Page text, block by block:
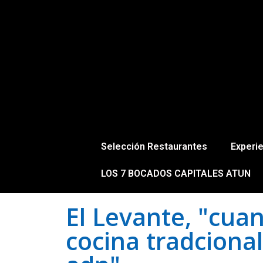
Selección Restaurantes
LOS 7 BOCADOS CAPITALES ATUN
El Levante,
cocina